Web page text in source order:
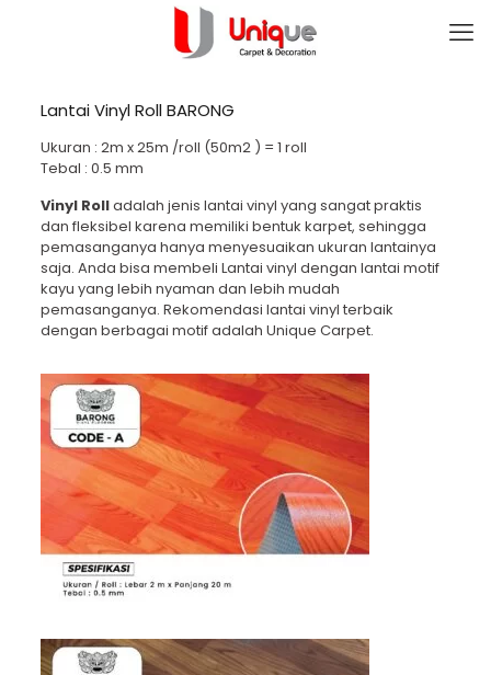
Lantai Vinyl Roll BARONG
Ukuran : 2m x 25m /roll (50m2 ) = 1 roll
Tebal : 0.5 mm
Vinyl Rolladalah jenis lantai vinyl yang sangat praktis
dan fleksibel karena memiliki bentuk karpet, sehingga
pemasanganya hanya menyesuaikan ukuran lantainya
saja. Anda bisa membeli Lantai vinyl dengan lantai motif
kayu yang lebih nyaman dan lebih mudah
pemasanganya. Rekomendasi lantai vinyl terbaik
dengan berbagai motif adalah Unique Carpet.